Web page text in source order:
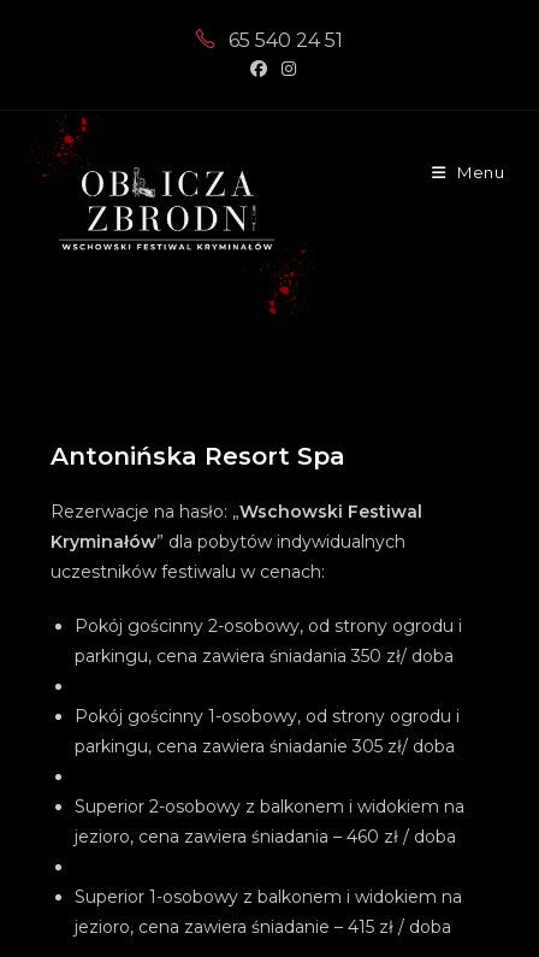
65 540 24 51
Menu
Antonińska Resort Spa
Rezerwacje na hasło: „Wschowski Festiwal
Kryminałów” dla pobytów indywidualnych
uczestników festiwalu w cenach:
Pokój gościnny 2-osobowy, od strony ogrodu i
parkingu, cena zawiera śniadania 350 zł/ doba
Pokój gościnny 1-osobowy, od strony ogrodu i
parkingu, cena zawiera śniadanie 305 zł/ doba
Superior 2-osobowy z balkonem i widokiem na
jezioro, cena zawiera śniadania – 460 zł / doba
Superior 1-osobowy z balkonem i widokiem na
jezioro, cena zawiera śniadanie – 415 zł / doba